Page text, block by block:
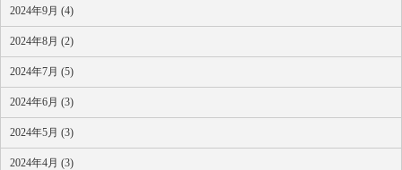
2024年9月 (4)
2024年8月 (2)
2024年7月 (5)
2024年6月 (3)
2024年5月 (3)
2024年4月 (3)